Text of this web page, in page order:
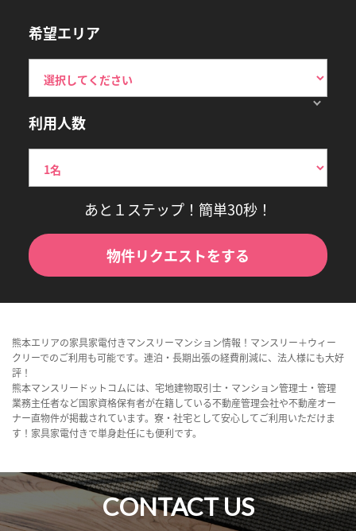
希望エリア
利用人数
あと１ステップ！簡単30秒！
物件リクエストをする
熊本エリアの家具家電付きマンスリーマンション情報！マンスリー＋ウィー
クリーでのご利用も可能です。連泊・長期出張の経費削減に、法人様にも大好
評！
熊本マンスリードットコムには、宅地建物取引士・マンション管理士・管理
業務主任者など国家資格保有者が在籍している不動産管理会社や不動産オー
ナー直物件が掲載されています。寮・社宅として安心してご利用いただけま
す！家具家電付きで単身赴任にも便利です。
CONTACT US